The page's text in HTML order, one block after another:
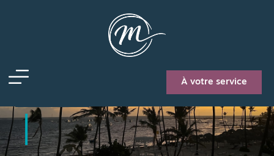
À votre service
Lead en toute
Internationa
l